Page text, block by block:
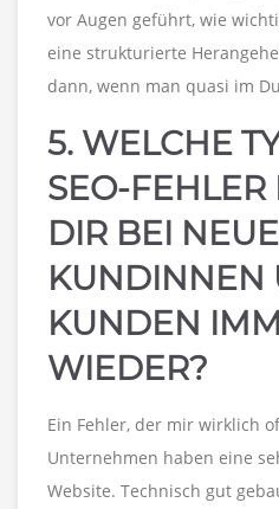
vor Augen geführt, wie
eine strukturierte
dann, wenn man quasi im
5. WELCHE
SEO-
DIR BEI
KUNDINNEN
KUNDEN
WIEDER?
Ein Fehler, der mir wirklich
Unternehmen haben eine
Website. Technisch gut